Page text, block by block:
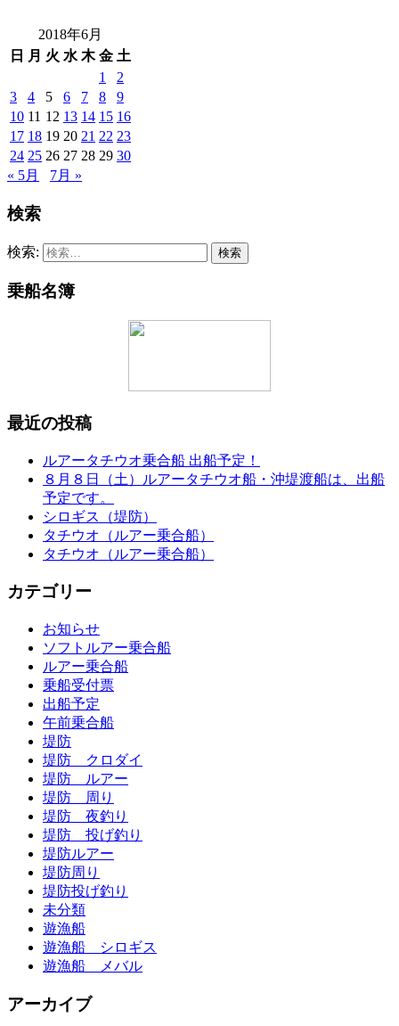
2018年6月
日
月 火 水 木 金 土
1
2
3
4 5 6 7 8
9
10 11 12 13 14 15 16
17 18 19 20 21 22 23
24 25 26 27 28 29 30
« 5月
7月 »
検索
検索:
乗船名簿
最近の投稿
ルアータチウオ乗合船 出船予定！
８月８日（土）ルアータチウオ船・沖堤渡船は、出船
予定です。
シロギス（堤防）
タチウオ（ルアー乗合船）
タチウオ（ルアー乗合船）
カテゴリー
お知らせ
ソフトルアー乗合船
ルアー乗合船
乗船受付票
出船予定
午前乗合船
堤防
堤防 クロダイ
堤防 ルアー
堤防 周り
堤防 夜釣り
堤防 投げ釣り
堤防ルアー
堤防周り
堤防投げ釣り
未分類
遊漁船
遊漁船 シロギス
遊漁船 メバル
アーカイブ